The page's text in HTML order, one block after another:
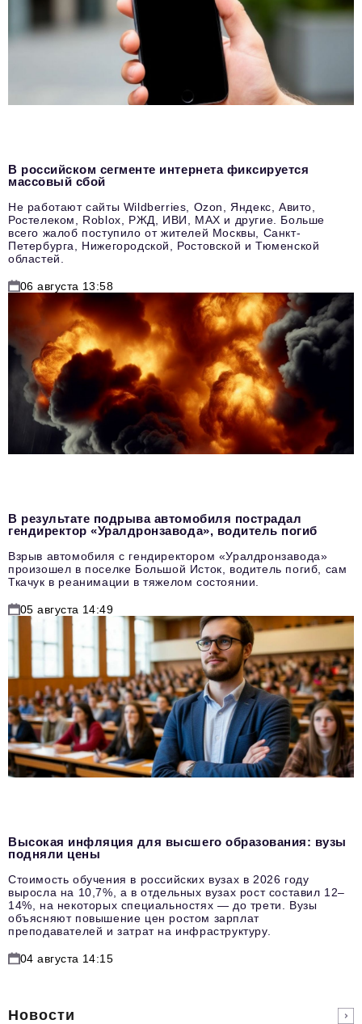
В российском сегменте интернета фиксируется
массовый сбой
Не работают сайты Wildberries, Ozon, Яндекс, Авито,
Ростелеком, Roblox, РЖД, ИВИ, MAX и другие. Больше
всего жалоб поступило от жителей Москвы, Санкт-
Петербурга, Нижегородской, Ростовской и Тюменской
областей.
06 августа 13:58
В результате подрыва автомобиля пострадал
гендиректор «Уралдронзавода», водитель погиб
Взрыв автомобиля с гендиректором «Уралдронзавода»
произошел в поселке Большой Исток, водитель погиб, сам
Ткачук в реанимации в тяжелом состоянии.
05 августа 14:49
Высокая инфляция для высшего образования: вузы
подняли цены
Стоимость обучения в российских вузах в 2026 году
выросла на 10,7%, а в отдельных вузах рост составил 12–
14%, на некоторых специальностях — до трети. Вузы
объясняют повышение цен ростом зарплат
преподавателей и затрат на инфраструктуру.
04 августа 14:15
Новости